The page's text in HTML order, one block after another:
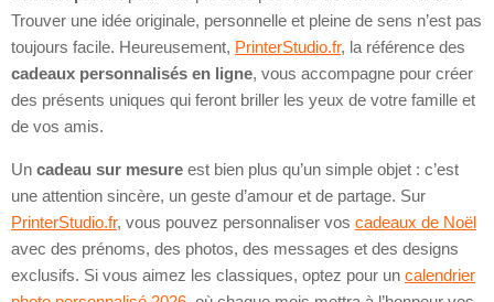
Trouver une idée originale, personnelle et pleine de sens n’est pas
toujours facile. Heureusement, PrinterStudio.fr, la référence des
cadeaux personnalisés en ligne, vous accompagne pour créer
des présents uniques qui feront briller les yeux de votre famille et
de vos amis.
Un cadeau sur mesure est bien plus qu’un simple objet : c’est
une attention sincère, un geste d’amour et de partage. Sur
PrinterStudio.fr, vous pouvez personnaliser vos cadeaux de Noël
avec des prénoms, des photos, des messages et des designs
exclusifs. Si vous aimez les classiques, optez pour un calendrier